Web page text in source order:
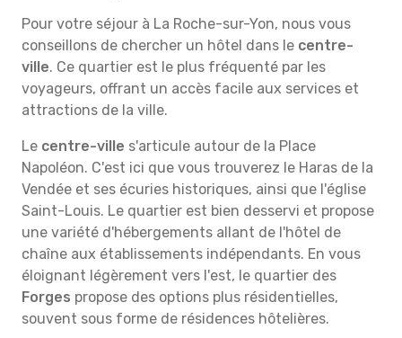
Pour votre séjour à La Roche-sur-Yon, nous vous
conseillons de chercher un hôtel dans le centre-
ville. Ce quartier est le plus fréquenté par les
voyageurs, offrant un accès facile aux services et
attractions de la ville.
Le centre-ville s'articule autour de la Place
Napoléon. C'est ici que vous trouverez le Haras de la
Vendée et ses écuries historiques, ainsi que l'église
Saint-Louis. Le quartier est bien desservi et propose
une variété d'hébergements allant de l'hôtel de
chaîne aux établissements indépendants. En vous
éloignant légèrement vers l'est, le quartier des
Forges propose des options plus résidentielles,
souvent sous forme de résidences hôtelières.